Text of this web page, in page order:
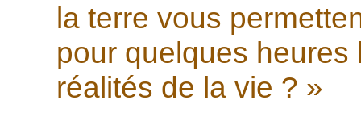
la terre vous
pour quelques heures
réalités de la vie ? »